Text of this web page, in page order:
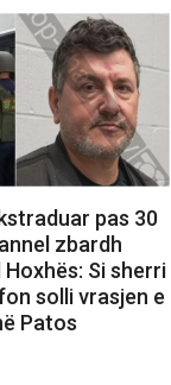
pas 30
zbardh
Si sherri
solli vrasjen e
Patos